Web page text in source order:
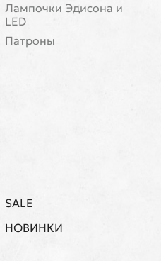
Лампочки Эдисона и
LED
Патроны
SALE
НОВИНКИ